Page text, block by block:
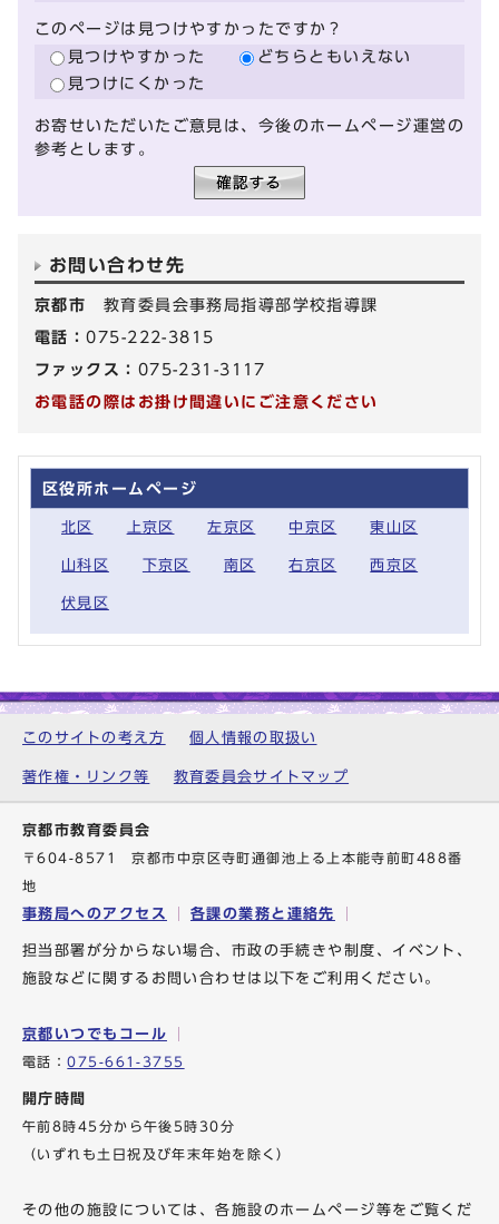
このページは見つけやすかったですか？
見つけやすかった
どちらともいえない
見つけにくかった
お寄せいただいたご意見は、今後のホームページ運営の
参考とします。
お問い合わせ先
京都市 教育委員会事務局指導部学校指導課
電話：075-222-3815
ファックス： 075-231-3117
お電話の際はお掛け間違いにご注意ください
区役所ホームページ
北区 上京区 左京区 中京区 東山区
山科区 下京区 南区 右京区 西京区
伏見区
このサイトの考え方 個人情報の取扱い
著作権・リンク等 教育委員会サイトマップ
京都市教育委員会
〒604-8571 京都市中京区寺町通御池上る上本能寺前町488番
地
事務局へのアクセス 各課の業務と連絡先
担当部署が分からない場合、市政の手続きや制度、イベント、
施設などに関するお問い合わせは以下をご利用ください。
京都いつでもコール
電話：075-661-3755
開庁時間
午前8時45分から午後5時30分
（いずれも土日祝及び年末年始を除く）
その他の施設については、各施設のホームページ等をご覧くだ